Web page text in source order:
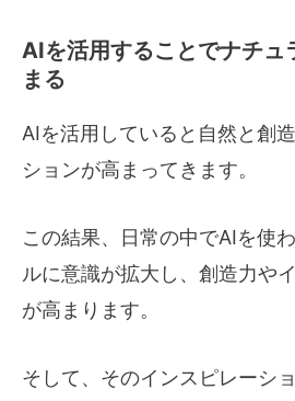
AIを活用することでナチュ
まる
AIを活用していると自然と創
ションが高まってきます。
この結果、日常の中でAIを使
ルに意識が拡大し、創造力や
が高まります。
そして、そのインスピレーシ